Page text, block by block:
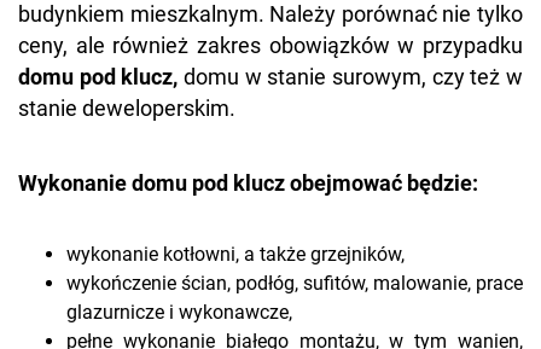
budynkiem mieszkalnym. Należy porównać nie tylko
ceny, ale również zakres obowiązków w przypadku
domu pod klucz, domu w stanie surowym, czy też w
stanie deweloperskim.
Wykonanie domu pod klucz obejmować będzie:
wykonanie kotłowni, a także grzejników,
wykończenie ścian, podłóg, sufitów, malowanie, prace
glazurnicze i wykonawcze,
pełne wykonanie białego montażu, w tym wanien,